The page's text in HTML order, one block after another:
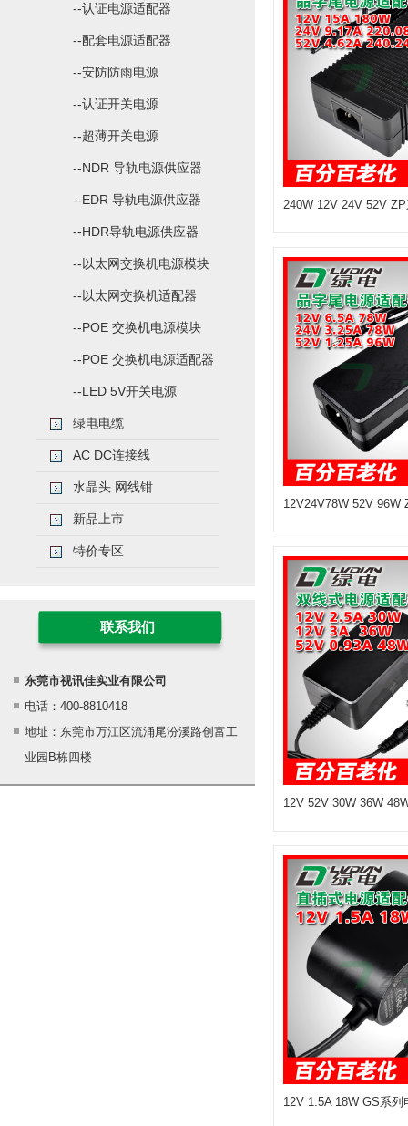
240W 12V 24V 52V
12V24V78W 52V 96W
12V 52V 30W 36W
12V 1.5A 18W GS系列
--认证电源适配器
--配套电源适配器
--安防防雨电源
--认证开关电源
--超薄开关电源
--NDR 导轨电源供应器
--EDR 导轨电源供应器
--HDR导轨电源供应器
--以太网交换机电源模块
--以太网交换机适配器
--POE 交换机电源模块
--POE 交换机电源适配器
--LED 5V开关电源
绿电电缆
AC DC连接线
水晶头 网线钳
新品上市
特价专区
联系我们
东莞市视讯佳实业有限公司
电话：400-8810418
地址：东莞市万江区流涌尾汾溪路创富工
业园B栋四楼